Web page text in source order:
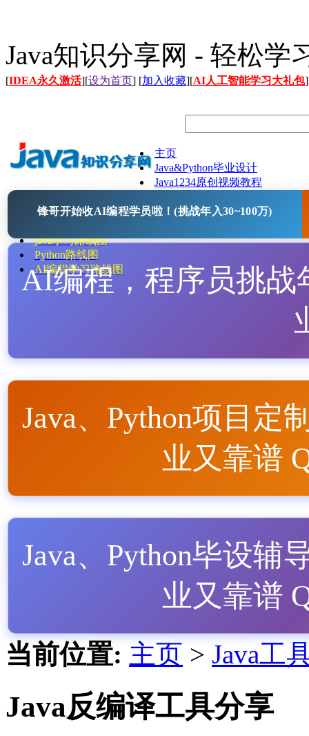
Java知识分享网 - 轻松学
[IDEA永久激活][设为首页] [加入收藏][AI人工智能学习大礼包]
主页
Java&Python毕业设计
Java1234原创视频教程
Java开源项目
java学习路线图
Python路线图
AI编程学习路线图
锋哥开始收AI编程学员啦！(挑战年入30~100万)
AI编程，程序员挑战
Java、Python项目定
业又靠谱
Java、Python毕设辅
业又靠谱
当前位置: 主页 > Java工
Java反编译工具分享